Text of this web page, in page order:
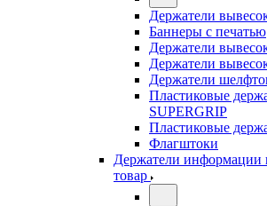
Держатели
Баннеры с печатью
Держатели
Держатели
Держатели
Пластиковые
SUPERGRIP
Пластиковые
Флагштоки
Держатели информации
товар